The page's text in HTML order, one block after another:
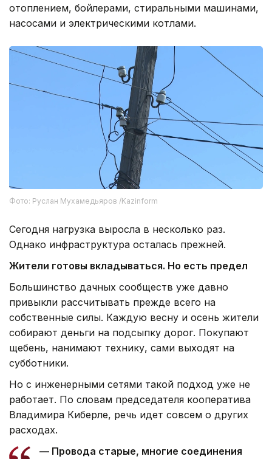
отоплением, бойлерами, стиральными машинами,
насосами и электрическими котлами.
Фото: Руслан Мухамедьяров /Kazinform
Сегодня нагрузка выросла в несколько раз.
Однако инфраструктура осталась прежней.
Жители готовы вкладываться. Но есть предел
Большинство дачных сообществ уже давно
привыкли рассчитывать прежде всего на
собственные силы. Каждую весну и осень жители
собирают деньги на подсыпку дорог. Покупают
щебень, нанимают технику, сами выходят на
субботники.
Но с инженерными сетями такой подход уже не
работает. По словам председателя кооператива
Владимира Киберле, речь идет совсем о других
расходах.
— Провода старые, многие соединения